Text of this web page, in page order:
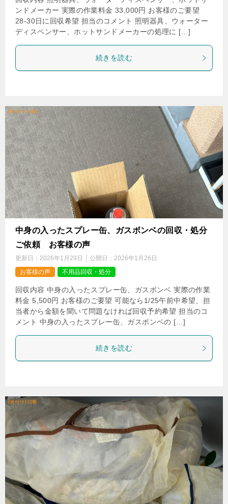
ンドメーカー 実際の作業料金 33,000円 お客様のご要望
28-30日に回収希望 担当のコメント 照明器具、ウォーター
ディスペンサー、ホットサンドメーカーの処理に […]
続きを読む
中身の入ったスプレー缶、ガスボンベの回収・処分
ご依頼 お客様の声
更新日： 2026年1月29日 公開日： 2026年1月26日
お客様の声
不用品回収・処分
回収内容 中身の入ったスプレー缶、ガスボンベ 実際の作業
料金 5,500円 お客様のご要望 可能なら1/25午前中希望、担
当者から金額を聞いて問題なければ回収予約希望 担当のコ
メント 中身の入ったスプレー缶、ガスボンベの […]
続きを読む